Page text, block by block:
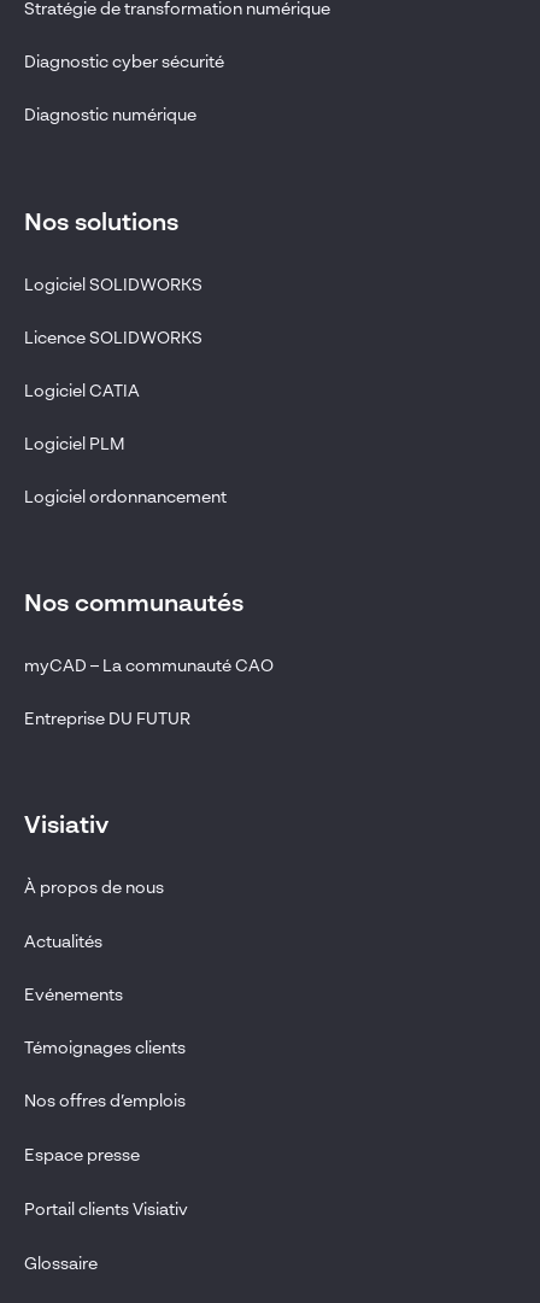
Stratégie de transformation numérique
Diagnostic cyber sécurité
Diagnostic numérique
Nos solutions
Logiciel SOLIDWORKS
Licence SOLIDWORKS
Logiciel CATIA
Logiciel PLM
Logiciel ordonnancement
Nos communautés
myCAD – La communauté CAO
Entreprise DU FUTUR
Visiativ
À propos de nous
Actualités
Evénements
Témoignages clients
Nos offres d’emplois
Espace presse
Portail clients Visiativ
Glossaire